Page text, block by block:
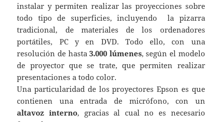
instalar y permiten realizar las proyecciones sobre
todo tipo de superficies, incluyendo la pizarra
tradicional, de materiales de los ordenadores
portátiles, PC y en DVD. Todo ello, con una
resolución de hasta3.000 lúmenes, según el modelo
de proyector que se trate, que permiten realizar
presentaciones a todo color.
Una particularidad de los proyectores Epson es que
contienen una entrada de micrófono, con un
altavoz interno, gracias al cual no es necesario